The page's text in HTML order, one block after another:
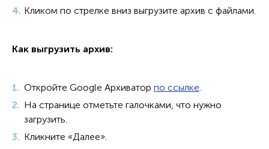
Кликом по стрелке вниз выгрузите архив с файлами.
Как выгрузить архив:
Откройте Google Архиватор по ссылке.
На странице отметьте галочками, что нужно
загрузить.
Кликните «Далее».